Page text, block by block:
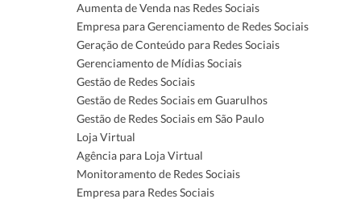
Aumenta de Venda nas Redes Sociais
Empresa para Gerenciamento de Redes Sociais
Geração de Conteúdo para Redes Sociais
Gerenciamento de Mídias Sociais
Gestão de Redes Sociais
Gestão de Redes Sociais em Guarulhos
Gestão de Redes Sociais em São Paulo
Loja Virtual
Agência para Loja Virtual
Monitoramento de Redes Sociais
Empresa para Redes Sociais